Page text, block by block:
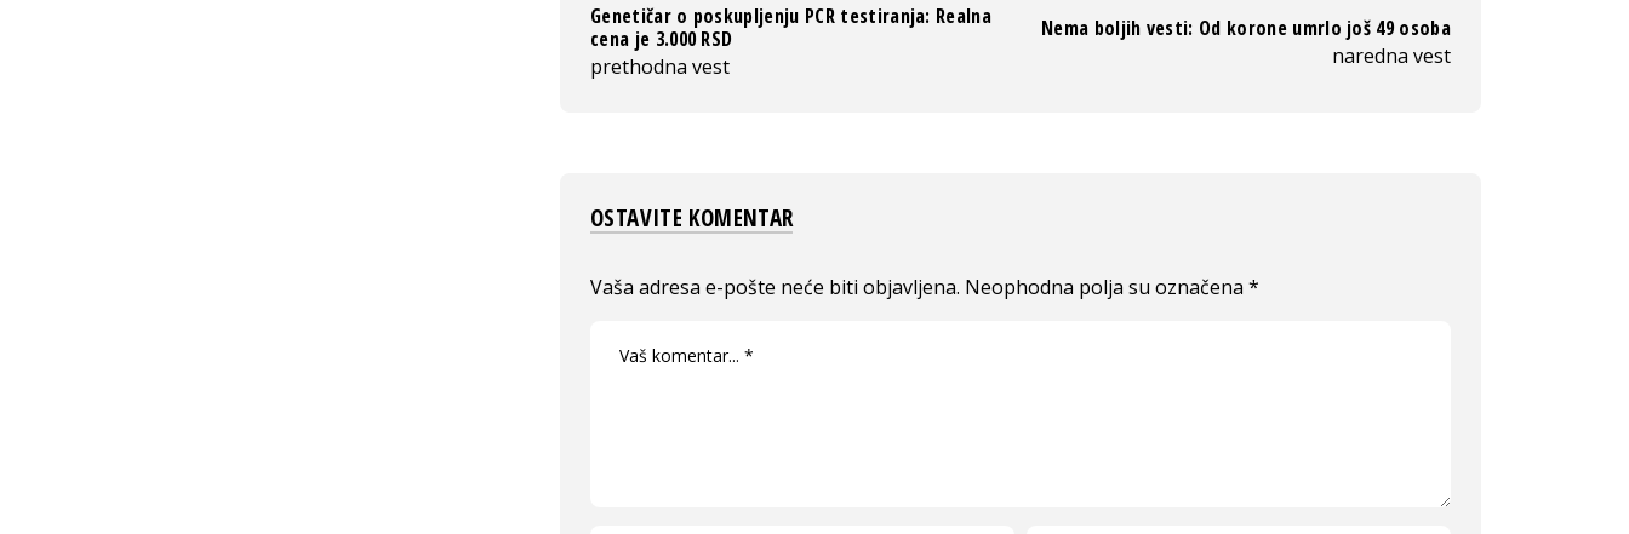
Genetičar o poskupljenju PCR testiranja: Realna
cena je 3.000 RSD
prethodna vest
Nema boljih vesti: Od korone umrlo još 49 osoba
naredna vest
OSTAVITE KOMENTAR
Vaša adresa e-pošte neće biti objavljena. Neophodna polja su označena *